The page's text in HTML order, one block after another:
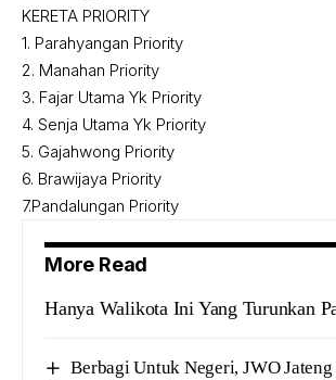
KERETA PRIORITY
1.⁠ ⁠Parahyangan Priority
2.⁠ ⁠⁠Manahan Priority
3.⁠ ⁠⁠Fajar Utama Yk Priority
4.⁠ ⁠⁠Senja Utama Yk Priority
5.⁠ ⁠⁠Gajahwong Priority
6.⁠ ⁠⁠Brawijaya Priority
7.Pandalungan Priority
More Read
Hanya Walikota Ini Yang Turunkan
Berbagi Untuk Negeri, JWO